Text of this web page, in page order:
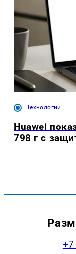
Технологии
Huawei
798 г с